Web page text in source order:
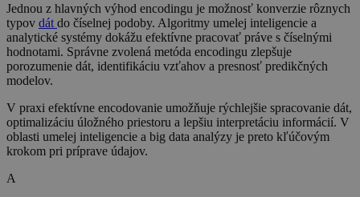
Jednou z hlavných výhod encodingu je možnosť konverzie rôznych
typov dát do číselnej podoby. Algoritmy umelej inteligencie a
analytické systémy dokážu efektívne pracovať práve s číselnými
hodnotami. Správne zvolená metóda encodingu zlepšuje
porozumenie dát, identifikáciu vzťahov a presnosť predikčných
modelov.
V praxi efektívne encodovanie umožňuje rýchlejšie spracovanie dát,
optimalizáciu úložného priestoru a lepšiu interpretáciu informácií. V
oblasti umelej inteligencie a big data analýzy je preto kľúčovým
krokom pri príprave údajov.
A